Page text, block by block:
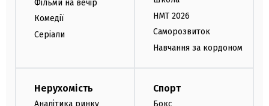
Фільми на вечір
Комедії
Серіали
НМТ 2026
Саморозвиток
Навчання за кордоном
Нерухомість
Аналітика ринку
Спорт
Бокс